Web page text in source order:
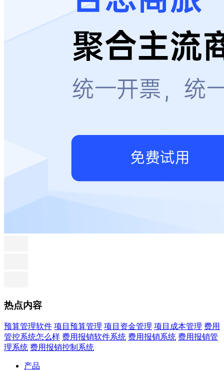
热点内容
预算管理软件 项目预算管理 项目资金管理 项目成本管理 费用
管控系统怎么样 费用报销软件系统 费用报销系统 费用报销管
理系统 费用报销控制系统
产品